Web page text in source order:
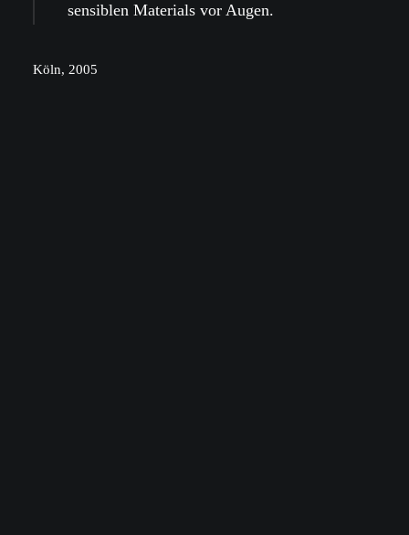
sensiblen Materials vor Augen.
Köln, 2005